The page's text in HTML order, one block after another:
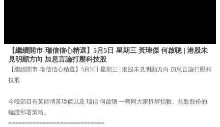
【繼續開市-瑞信信心精選】5月5日 星期三 黃瑋傑 何啟聰 | 港股未
見明顯方向 加息言論打壓科技股
【繼續開市-瑞信信心精選】5月5日 星期三 | 港股未見明顯方向 加息言論打壓科
技股
今晚節目有黃師傅黃瑋傑以及 瑞信 何啟聰 一齊同大家拆解指數、焦點股份的
輪證部署策略。
============================